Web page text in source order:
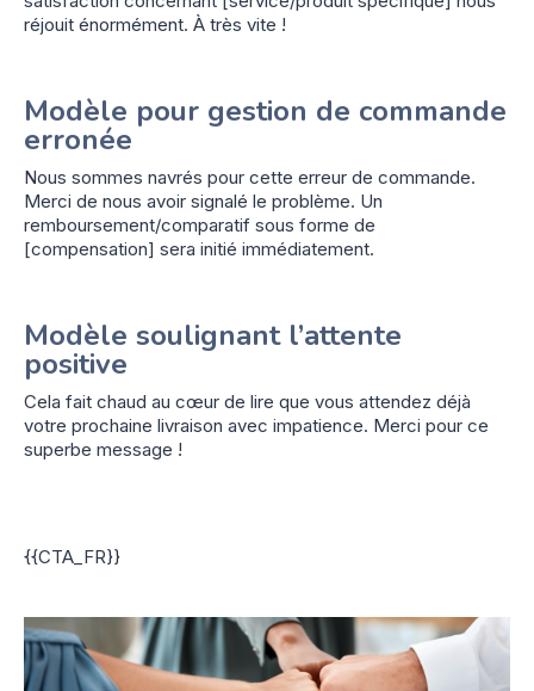
réjouit énormément. À très vite !
Modèle pour gestion de commande
erronée
Nous sommes navrés pour cette erreur de commande.
Merci de nous avoir signalé le problème. Un
remboursement/comparatif sous forme de
[compensation] sera initié immédiatement.
Modèle soulignant l’attente
positive
Cela fait chaud au cœur de lire que vous attendez déjà
votre prochaine livraison avec impatience. Merci pour ce
superbe message !
{{CTA_FR}}